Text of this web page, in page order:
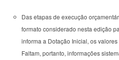
Das etapas de execução
formato considerado nesta edição
informa a Dotação Inicial, os
Faltam, portanto, informações